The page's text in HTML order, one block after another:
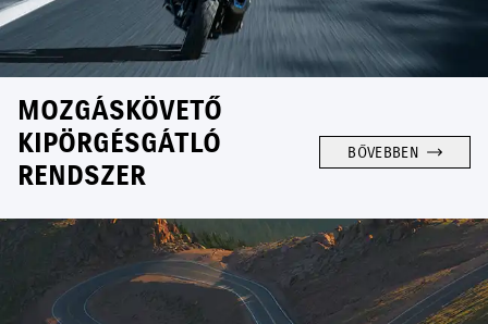
MOZGÁSKÖVETŐ
KIPÖRGÉSGÁTLÓ
RENDSZER
BŐVEBBEN